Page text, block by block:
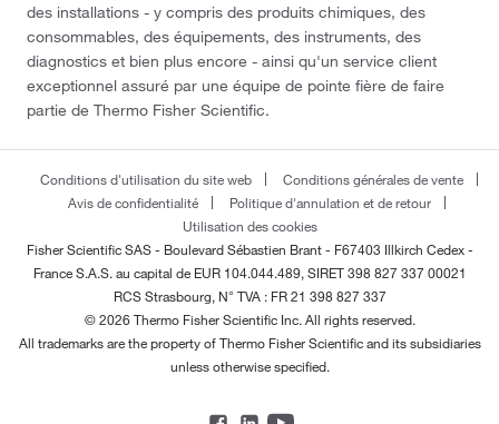
des installations - y compris des produits chimiques, des
consommables, des équipements, des instruments, des
diagnostics et bien plus encore - ainsi qu'un service client
exceptionnel assuré par une équipe de pointe fière de faire
partie de Thermo Fisher Scientific.
Conditions d'utilisation du site web
Conditions générales de vente
Avis de confidentialité
Politique d'annulation et de retour
Utilisation des cookies
Fisher Scientific SAS - Boulevard Sébastien Brant - F67403 Illkirch Cedex -
FranceS.A.S. au capital de EUR 104.044.489, SIRET 398 827 337 00021
RCS Strasbourg, N° TVA : FR 21 398 827 337
© 2026 Thermo Fisher Scientific Inc. All rights reserved.
All trademarks are the property of Thermo Fisher Scientific and its subsidiaries
unless otherwise specified.